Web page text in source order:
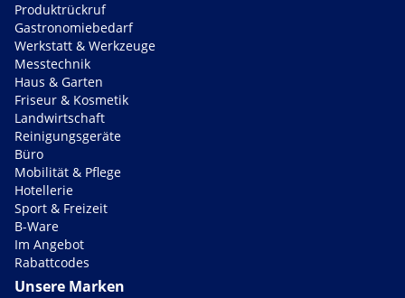
Produktrückruf
Gastronomiebedarf
Werkstatt & Werkzeuge
Messtechnik
Haus & Garten
Friseur & Kosmetik
Landwirtschaft
Reinigungsgeräte
Büro
Mobilität & Pflege
Hotellerie
Sport & Freizeit
B-Ware
Im Angebot
Rabattcodes
Unsere Marken